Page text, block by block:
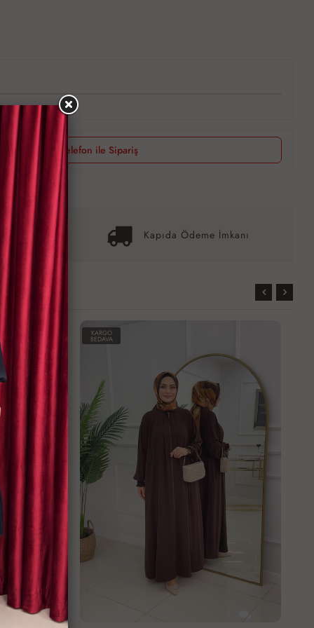
Telefon ile Sipariş
Kapıda Ödeme İmkanı
KARGO
BEDAVA